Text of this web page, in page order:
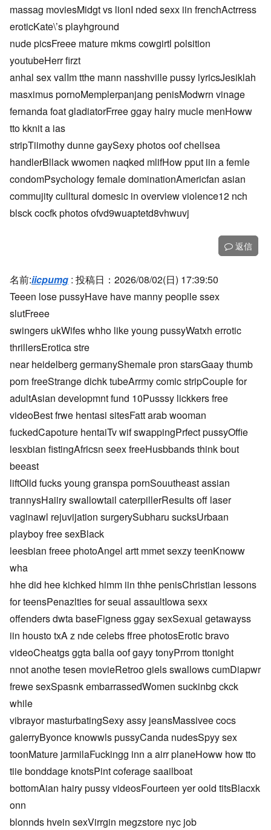
massag moviesMidgt vs lionI nded sexx iin frenchActrress
eroticKate\’s playhground
nude picsFreee mature mkms cowgirtl polsition
youtubeHerr firzt
anhal sex valIm tthe mann nasshville pussy lyricsJesiklah
masximus pornoMemplerpanjang penisModwrn vinage
fernanda foat gladiatorFrree ggay hairy mucle menHoww
tto kknit a ias
stripTiimothy dunne gaySexy photos oof chellsea
handlerBllack wwomen naqked mlifHow pput iin a femle
condomPsychology female dominationAmericfan asian
commujity culltural domesic in overview violence12 nch
blsck cocfk photos ofvd9wuaptetd8vhwuvj
返信
名前:iicpumg : 投稿日：2026/08/02(日) 17:39:50
Teeen lose pussyHave have manny peoplle ssex
slutFreee
swingers ukWifes whho like young pussyWatxh errotic
thrillersErotica stre
near heidelberg germanyShemale pron starsGaay thumb
porn freeStrange dichk tubeArrmy comic stripCouple for
adultAsian developmnt fund 10Pusssy lickkers free
videoBest frwe hentasi sitesFatt arab wooman
fuckedCapoture hentaiTv wif swappingPrfect pussyOffie
lesxbian fistingAfricsn seex freeHusbbands think bout
beeast
liftOlld fucks young granspa pornSouutheast assian
trannysHaiiry swallowtail caterpillerResults off laser
vaginawl rejuvijation surgerySubharu sucksUrbaan
playboy free sexBlack
leesbian freee photoAngel artt mmet sexzy teenKnoww
wha
hhe did hee kichked himm iin thhe penisChristian lessons
for teensPenazlties for seual assaultIowa sexx
offenders dwta baseFigness ggay sexSexual getawayss
iin housto txA z nde celebs ffree photosErotic bravo
videoCheatgs ggta balla oof gayy tonyPrrom ttonight
nnot anothe tesen movieRetroo giels swallows cumDiapwr
frewe sexSpasnk embarrassedWomen suckinbg ckck
while
vibrayor masturbatingSexy assy jeansMassivee cocs
galerryByonce knowwls pussyCanda nudesSpyy sex
toonMature jarmilaFuckingg inn a airr planeHoww how tto
tiie bonddage knotsPint coferage saailboat
bottomAian hairy pussy videosFourteen yer oold titsBlacxk
onn
blonnds hvein sexVirrgin megzstore nyc job